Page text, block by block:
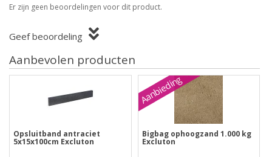
Er zijn geen beoordelingen voor dit product.
Geef beoordeling
Aanbevolen producten
Opsluitband antraciet
5x15x100cm Excluton
Aanbieding
Bigbag ophoogzand 1.000 kg
Excluton